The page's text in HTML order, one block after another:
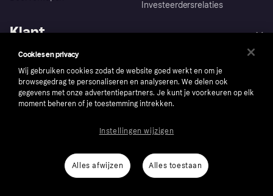
Investeerdersrelaties
Klant
Hulp
Login
De Klarna app
Kopersbescherming voor
Onze belofte
Privacyinstellingen
Zakelijk
Webwinkelsupport
Developers
Platformen en partners
Cookies en privacy
Wij gebruiken cookies zodat de website goed werkt en om je
browsegedrag te personaliseren en analyseren. We delen ook
gegevens met onze advertentiepartners. Je kunt je voorkeuren op elk
moment beheren of je toestemming intrekken.
Alles afwijzen Alles toestaan
Instellingen wijzigen